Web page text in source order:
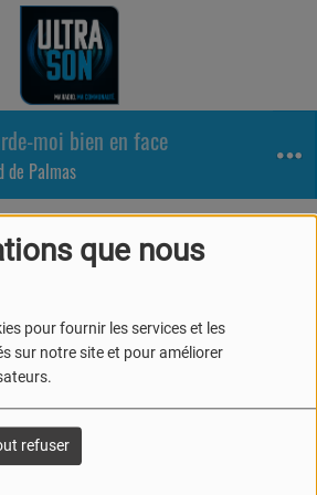
que nous
pour fournir les services et les
sur notre site et pour améliorer
refuser
moi bien en face
de Palmas